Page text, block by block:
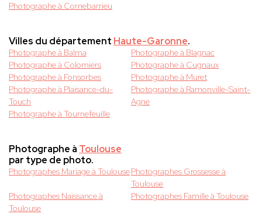
Photographe à Cornebarrieu
Villes du département Haute-Garonne.
Photographe à Balma
Photographe à Blagnac
Photographe à Colomiers
Photographe à Cugnaux
Photographe à Fonsorbes
Photographe à Muret
Photographe à Plaisance-du-
Touch
Photographe à Ramonville-Saint-
Agne
Photographe à Tournefeuille
Photographe à Toulouse
par type de photo.
Photographes Mariage à ToulousePhotographes Grossesse à
Toulouse
Photographes Naissance à
Toulouse
Photographes Famille à Toulouse